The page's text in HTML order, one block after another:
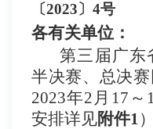
〔2023 〕 4号
各有关单位：
第三届 广东
半决赛、总决
2023年2月17～
安排详见附件1